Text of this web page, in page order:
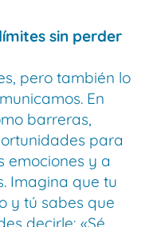
sin perder
pero también lo
En
barreras,
para
emociones y a
Imagina que tu
y tú sabes que